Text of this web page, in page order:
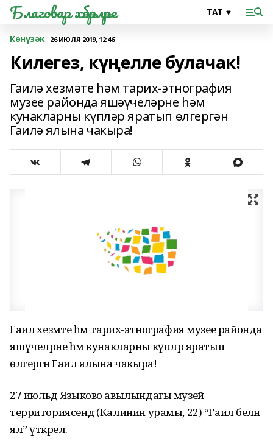
Благовар хәбәрләре
Көнүзәк 26 ИЮЛЯ 2019, 12:46
Килегез, күңелле булачак!
Гаилә хезмәте һәм тарих-этнография
музее районда яшәүчеләрне һәм
кунакларны күпләр яратып өлгергән
Гаилә ялына чакыра!
Гаилә хезмәте һәм тарих-этнография музее районда
яшәүчеләрне һәм кунакларны күпләр яратып
өлгергән Гаилә ялына чакыра!
27 июльдә Языково авылындагы музей
территориясендә (Калинин урамы, 22) “Гаилә белән
ял” үткәрелә.